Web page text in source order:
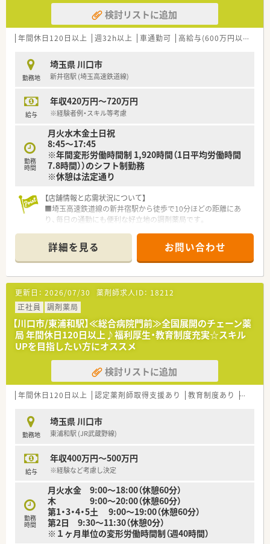
などの要望にもお応えできます！）
＜こんな薬局です＞
埼玉県川口市東本郷にある薬局です。
門前クリニックよりほぼ全科科目の処方箋を応需しており、
新入社員も配属されるスキルアップできる店舗です♪
外来の他、在宅にも積極的に取り組んでいます！
＜働き易い安心の環境＞
余裕を持った人員配置をすることで働きやすい労働環境を整え、
一人の患者さんに丁寧に対応することを実現させています！
人件費をかけて社員を育て地域医療に貢献できる体制づくりを
しています☆
薬歴の音声入力システムやQRコード、一包化機械など、
＜女性活躍推進・子育てサポート企業＞
育休休業を3歳まで延長できる制度や、
時短勤務は子供が中学1年生になる迄、
復職フォロー制度など育児支援が充実しています！
また第1子1万円、第2子1.5万円、
第3子以降2万円の育児手当も支給しています♪
女性が活躍できる制度が整っているしるしとして
「3つ星のえるぼしマーク」と「プラチナくるみんマーク」
の双方の認定を受けています☆
＜充実の福利厚生制度＞
医薬品・化粧品・日用雑貨などを社員価格で購入できる「社員購買
割引制度」や
「奨学金返済サポート制度」「定期健康診断・人間ドッグ・がん検
診補助制度」など、
長く勤務を続けていただくために各種福利制度も充実しており
ます！
検討リストに追加
年間休日120日以上 週32h以上 車通勤可 高給与(600万円以上)
勤務地
埼玉県 川口市
新井宿駅 (埼玉高速鉄道線)
給与
年収420万円～720万円
※経験者例・スキル等考慮
勤務
時間
月火水木金土日祝
8:45～17:45
※年間変形労働時間制 1,920時間（1日平均労働時間
7.8時間））のシフト制勤務
※休憩は法定通り
【店舗情報と応需状況について】
■埼玉高速鉄道線の新井宿駅から徒歩で10分ほどの距離にあ
り、毎日の通勤にも便利な好立地の調剤薬局です。
している地域に根ざした身近な店舗環境です。
■現在は常勤薬剤師1名とパート従業員2名が在籍しており、地
域の患者様に寄り添った丁寧な対応を行っております。
【法人特徴について】
■本州と四国を中心に約250店舗の調剤薬局を展開し、地域ニー
ズを先取りするヘルスケアステーションを目指しています。
■営業収益日本小売業トップクラスのグローバル企業であり、約
2兆円規模の安定した経営環境が整っています。
■ショッピングモールを地域医療の拠点として位置づけ、お客様
の健康をトータルでサポートする事業展開です。
【想定される業務内容】
■医療機関からの多種多様な処方箋に対する調剤や監査、患者様
への丁寧な服薬指導などを主に担当いたします。
談などの幅広いカウンター業務にも従事します。
■在宅医療への取り組みも行っており、衛生用品などの必需品を
含めた生活面からのトータルサポートを実践します。
【こんな方にオススメ】
■多種多様な処方箋を応需しているため、幅広い専門知識や服薬
■住宅助成金や社宅制度などの福利厚生が大変充実している環
境で、生活基盤をしっかりと安定させたい方にお勧めです。
■将来的にはバイヤーや薬事など、現場の薬剤師以外の様々な職
種へも柔軟にキャリアを広げていきたい方にぴったりです。
詳細を見る お問い合わせ
更新日： 2026/07/30 薬剤師求人ID： 18212
正社員
調剤薬局
【川口市/東浦和駅】≪総合病院門前≫全国展開のチェーン薬
局 年間休日120日以上♪福利厚生・教育制度充実☆スキル
UPを目指したい方にオススメ
検討リストに追加
年間休日120日以上 認定薬剤師取得支援あり 教育制度あり シフト
勤務地
埼玉県 川口市
東浦和駅 (JR武蔵野線)
給与
年収400万円～500万円
※経験など考慮し決定
勤務
時間
月火水金 9:00～18:00（休憩60分）
木 9:00～20:00（休憩60分）
第1・3・4・5土 9:00～19:00（休憩60分）
第2日 9:30～11:30（休憩0分）
※１ヶ月単位の変形労働時間制（週40時間）